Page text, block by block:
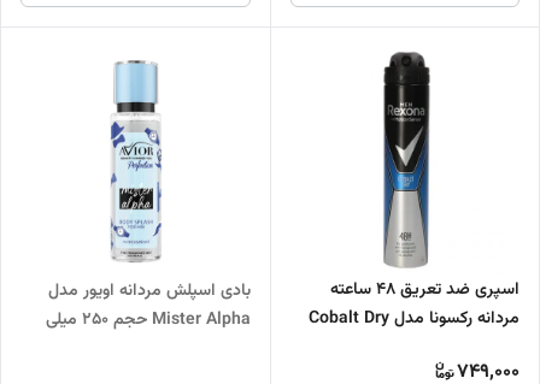
اسپری ضد تعریق 48 ساعته
مردانه رکسونا مدل Cobalt Dry
749,000
بادی اسپلش مردانه اویور مدل
Mister Alpha حجم 250 میلی